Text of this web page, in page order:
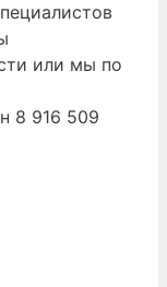
или мы по
8 916 509